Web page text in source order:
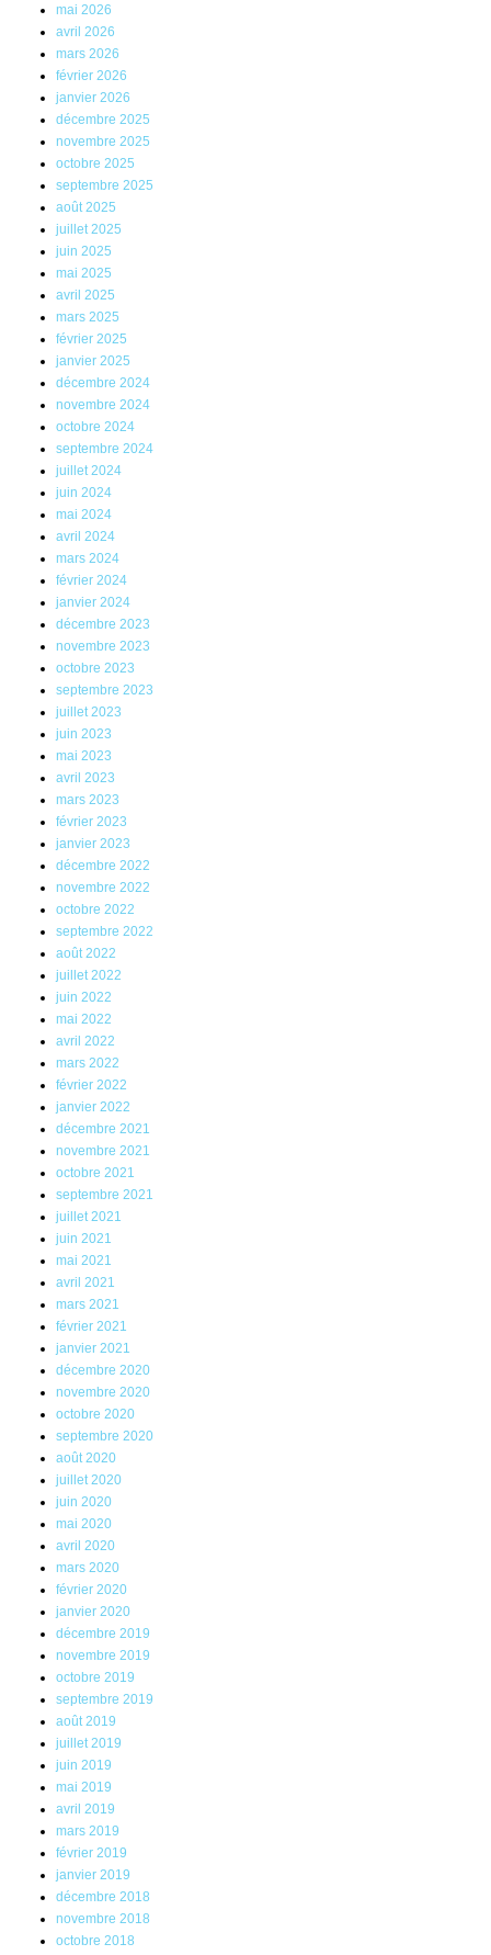
mai 2026
avril 2026
mars 2026
février 2026
janvier 2026
décembre 2025
novembre 2025
octobre 2025
septembre 2025
août 2025
juillet 2025
juin 2025
mai 2025
avril 2025
mars 2025
février 2025
janvier 2025
décembre 2024
novembre 2024
octobre 2024
septembre 2024
juillet 2024
juin 2024
mai 2024
avril 2024
mars 2024
février 2024
janvier 2024
décembre 2023
novembre 2023
octobre 2023
septembre 2023
juillet 2023
juin 2023
mai 2023
avril 2023
mars 2023
février 2023
janvier 2023
décembre 2022
novembre 2022
octobre 2022
septembre 2022
août 2022
juillet 2022
juin 2022
mai 2022
avril 2022
mars 2022
février 2022
janvier 2022
décembre 2021
novembre 2021
octobre 2021
septembre 2021
juillet 2021
juin 2021
mai 2021
avril 2021
mars 2021
février 2021
janvier 2021
décembre 2020
novembre 2020
octobre 2020
septembre 2020
août 2020
juillet 2020
juin 2020
mai 2020
avril 2020
mars 2020
février 2020
janvier 2020
décembre 2019
novembre 2019
octobre 2019
septembre 2019
août 2019
juillet 2019
juin 2019
mai 2019
avril 2019
mars 2019
février 2019
janvier 2019
décembre 2018
novembre 2018
octobre 2018